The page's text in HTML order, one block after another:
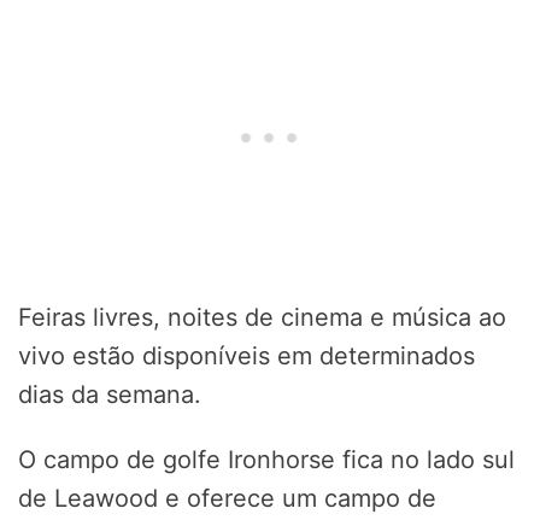
Feiras livres, noites de cinema e música ao
vivo estão disponíveis em determinados
dias da semana.
O campo de golfe Ironhorse fica no lado sul
de Leawood e oferece um campo de